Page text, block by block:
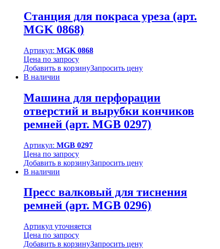
Станция для покраса уреза (арт.
MGK 0868)
Артикул: MGK 0868
Цена по запросу
Добавить в корзинуЗапросить цену
В наличии
Машина для перфорации
отверстий и вырубки кончиков
ремней (арт. MGB 0297)
Артикул: MGB 0297
Цена по запросу
Добавить в корзинуЗапросить цену
В наличии
Пресс валковый для тиснения
ремней (арт. MGB 0296)
Артикул уточняется
Цена по запросу
Добавить в корзинуЗапросить цену